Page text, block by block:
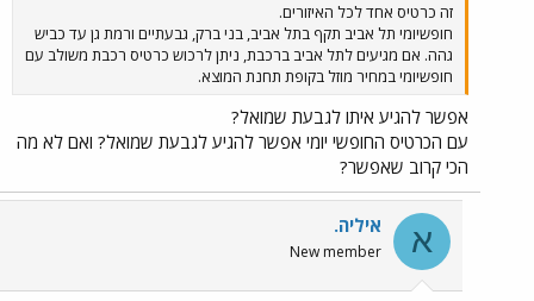
זה כרטיס אחד לכל האיזורים.
חופשיומי תל אביב תקף בתל אביב, בני ברק, גבעתיים ורמת גן עד כביש
גהה. אם מגיעים לתל אביב ברכבת, ניתן לרכוש כרטיס רכבת משולב עם
חופשיומי במחיר מוזל בקופת תחנת המוצא.
אפשר להגיע איתו לגבעת שמואל?
עם הכרטיס החופשי יומי אפשר להגיע לגבעת שמואל? ואם לא מה
הכי קרוב שאפשר?
א איליה.
New member